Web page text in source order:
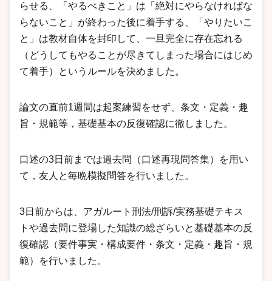
らせる、「やるべきこと」は「絶対にやらなければな
らないこと」が終わった後に着手する、「やりたいこ
と」は教材自体を封印して、一旦完全に存在忘れる
（どうしてもやることが尽きてしまった場合にはじめ
て着手）というルールを決めました。
論文の直前1週間は起案練習をせず、条文・定義・趣
旨・規範等，基礎基本の反復確認に徹しました。
口述の3日前までは過去問（口述再現問答集）を用い
て，友人と毎晩模擬問答を行いました。
3日前からは、アガルート刑法/刑訴/実務基礎テキス
トや過去問に登場した知識の総ざらいと基礎基本の反
復確認（要件事実・構成要件・条文・定義・趣旨・規
範）を行いました。